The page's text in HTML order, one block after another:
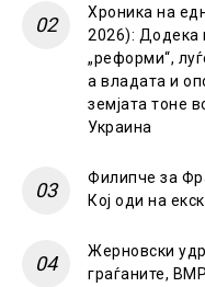
Хроника на
2026): Додека
„реформи“,
а владата и
земјата тоне
Украина
Филипче за
Кој оди на
Жерновски
граѓаните,